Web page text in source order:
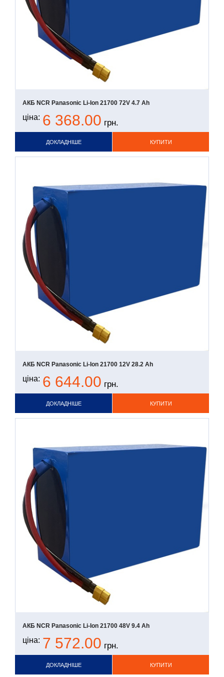
АКБ NCR Panasonic Li-Ion 21700 72V 4.7 Ah
ціна: 6 368.00 грн.
КУПИТИ
ДОКЛАДНІШЕ
АКБ NCR Panasonic Li-Ion 21700 12V 28.2 Ah
ціна: 6 644.00 грн.
КУПИТИ
ДОКЛАДНІШЕ
АКБ NCR Panasonic Li-Ion 21700 48V 9.4 Ah
ціна: 7 572.00 грн.
КУПИТИ
ДОКЛАДНІШЕ